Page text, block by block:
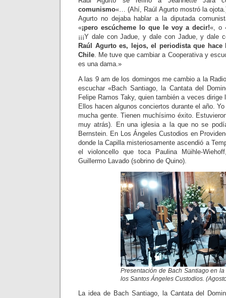
comunismo«… (Ahí, Raúl Agurto mostró la
Agurto no dejaba hablar a la diputada
«¡pero escúcheme lo que le voy a decir!«, o
¡¡¡Y dale con Jadue, y dale con Jadue, y dale
Raúl Agurto es, lejos, el periodista que hace
Chile. Me tuve que cambiar a Cooperativa y
es una dama.»
A las 9 am de los domingos me cambio a la
escuchar «Bach Santiago, la Cantata del
Felipe Ramos Taky, quien también a veces
Ellos hacen algunos conciertos durante el año.
mucha gente. Tienen muchísimo éxito.
muy atrás). En una iglesia a la que no se
Bernstein. En Los Ángeles Custodios en
donde la Capilla misteriosamente ascendió a
el violoncello que toca Paulina Müihle-
Guillermo Lavado (sobrino de Quino).
Presentación de Bach Santiago en
los Santos Ángeles Custodios.
La idea de Bach Santiago, la Cantata del